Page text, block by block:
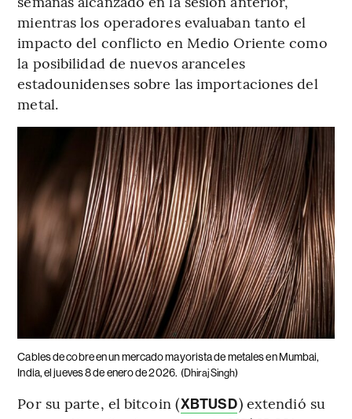
mientras los operadores evaluaban tanto el
impacto del conflicto en Medio Oriente como
la posibilidad de nuevos aranceles
estadounidenses sobre las importaciones del
metal.
Cables de cobre en un mercado mayorista de metales en Mumbai,
India, el jueves 8 de enero de 2026. (Dhiraj Singh)
Por su parte, el bitcoin (XBTUSD) extendió su